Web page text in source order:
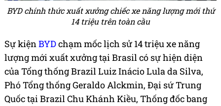
BYD chính thức xuất xưởng chiếc xe năng lượng mới thứ
14 triệu trên toàn cầu
Sự kiệnBYDchạm mốc lịch sử 14 triệu xe năng
lượng mới xuất xưởng tại Brasil có sự hiện diện
của Tổng thống Brazil Luiz Inácio Lula da Silva,
Phó Tổng thống Geraldo Alckmin, Đại sứ Trung
Quốc tại Brazil Chu Khánh Kiều, Thống đốc bang